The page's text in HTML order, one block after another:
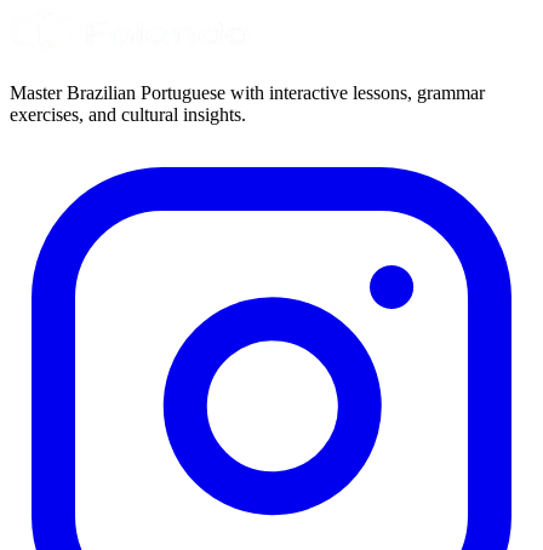
Master Brazilian Portuguese with interactive lessons, grammar
exercises, and cultural insights.